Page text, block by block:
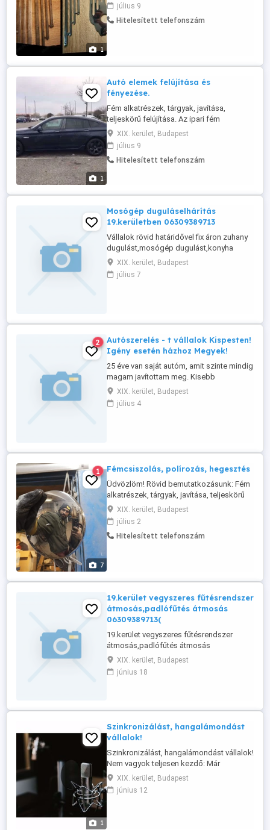
1
munkát is vállalunk. Acél szerkezetek,
korlátok, felnik, kilincs, szívósor, edények,
július 9
Hitelesített telefonszám
1
Autó elemek felújítása és
fényezése.
Fém alkatrészek, tárgyak, javítása,
teljeskörű felújítása. Az ipari fém
tárgyaktól a háztartási eszközökig
minden ami fém, egyedei és széria
munkát is vállalunk. Acél szerkezetek,
korlátok, felnik, kilincs, szívósor, edények,
...
XIX. kerület, Budapest
július 9
Hitelesített telefonszám
Mosógép duguláselhárítás
19.kerületben 06309389713
Vállalok rövid határidővel fix áron zuhany
dugulást,mosógép dugulást,konyha
dugulást,padlóösszefolyó
duguláselhárítást.
XIX. kerület, Budapest
július 7
2
Autószerelés - t vállalok Kispesten!
Igény esetén házhoz Megyek!
25 éve van saját autóm, amit szinte mindig
magam javítottam meg. Kisebb
javításokat vállalok csak el. Kispest
környezete is szóba jöhet, de az már
nehezebben oldható meg. Hívjon - hátha
XIX. kerület, Budapest
július 4
7
1 Fémcsiszolás, polírozás, hegesztés
Üdvözlöm! Rövid bemutatkozásunk: Fém
alkatrészek, tárgyak, javítása, teljeskörű
felújítása. Az ipari fém tárgyaktól a
háztartási eszközökig minden ami fém,
egyedei és széria munkát is vállalunk. Acél
szerkezetek, korlátok, felnik, kilincs,
XIX. kerület, Budapest
július 2
Hitelesített telefonszám
19.kerület vegyszeres fűtésrendszer
átmosás,padlófűtés átmosás
06309389713(
19.kerület vegyszeres fűtésrendszer
átmosás,padlófűtés átmosás
06309389713(
XIX. kerület, Budapest
június 18
1
Szinkronizálást, hangalámondást
vállalok!
Szinkronizálást, hangalámondást vállalok!
Nem vagyok teljesen kezdő: Már
szinkronizáltam gyerekkoromban a
Pannónia Filmstúdióban. Dudás Ica volt a
szinkronrendezőm. (Akkoriban még
XIX. kerület, Budapest
június 12